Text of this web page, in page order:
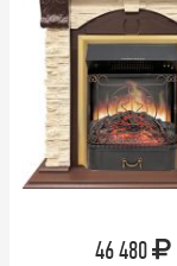
46 480